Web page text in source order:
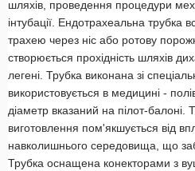
шляхів, проведення процедури
інтубації. Ендотрахеальна трубка
трахею через ніс або ротову
створюється прохідність шляхів
легені. Трубка виконана зі
використовується в медицині -
діаметр вказаний на пілот-
виготовлення пом'якшується від
навколишнього середовища, що
Трубка оснащена конекторами з